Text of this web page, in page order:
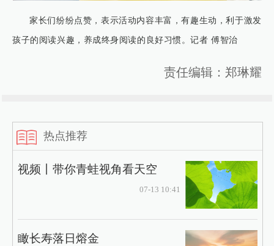
家长们纷纷点赞，表示活动内容丰富，有趣生动，利于激发
孩子的阅读兴趣，养成终身阅读的良好习惯。记者 傅智治
责任编辑：郑琳耀
热点推荐
视频丨带你青蛙视角看天空
07-13 10:41
瞰长寿落日熔金